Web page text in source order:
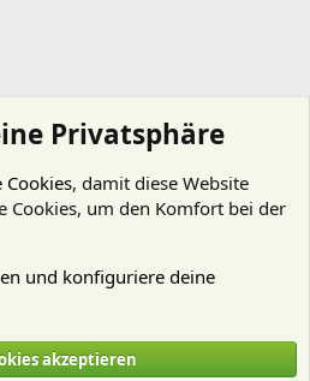
Privatsphäre
Cookies, damit diese Website
um den Komfort bei der
und konfiguriere deine
akzeptieren